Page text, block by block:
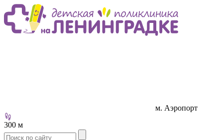
м. Аэропорт
300 м